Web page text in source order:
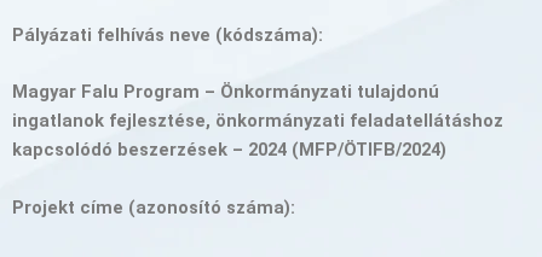
Pályázati felhívás neve (kódszáma):
Magyar Falu Program – Önkormányzati tulajdonú
ingatlanok fejlesztése, önkormányzati feladatellátáshoz
kapcsolódó beszerzések – 2024 (MFP/ÖTIFB/2024)
Projekt címe (azonosító száma):